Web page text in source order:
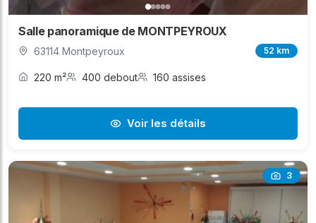
Salle panoramique de MONTPEYROUX
63114 Montpeyroux 52 km
220 m² 400 debout 160 assises
Voir les détails
3